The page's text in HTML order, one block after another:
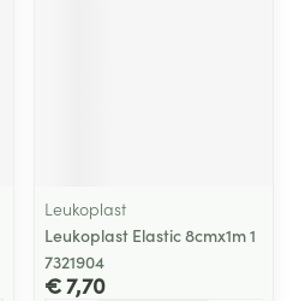
Leukoplast
Leukoplast Elastic 8cmx1m 1
7321904
€ 7,70